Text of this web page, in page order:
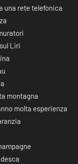
una rete telefonica
Liri
montagna
molta esperienza